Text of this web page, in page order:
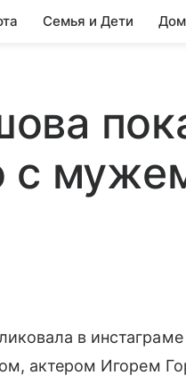
Семья и Дети Дом
с
в
актером Игорем